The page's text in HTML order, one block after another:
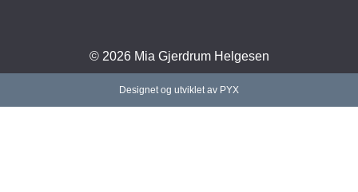
© 2026 Mia Gjerdrum Helgesen
Designet og utviklet av PYX